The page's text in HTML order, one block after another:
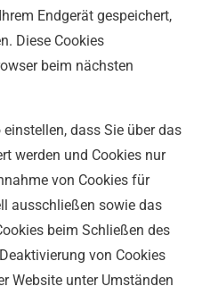
Endgerät gespeichert,
Diese Cookies
beim nächsten
dass Sie über das
werden und Cookies nur
von Cookies für
ausschließen sowie das
beim Schließen des
von Cookies
Website unter Umständen